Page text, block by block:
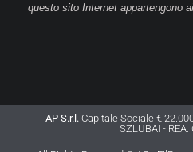
questo sito Internet appartengono
AP S.r.l. Capitale Sociale €
SZLUBAI - REA: